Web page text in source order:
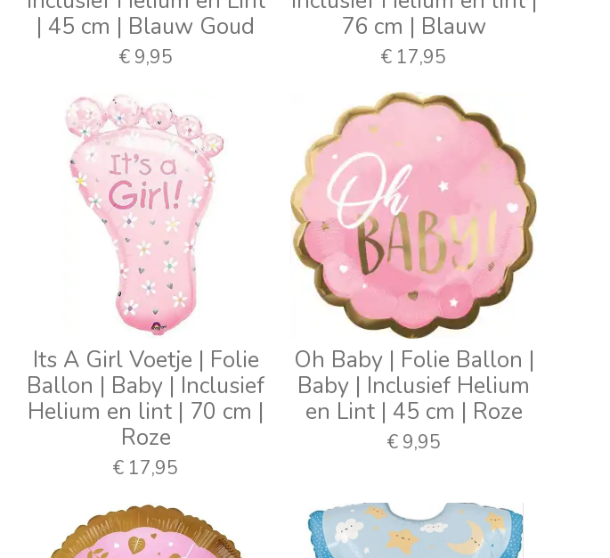
| 45 cm | Blauw Goud
€ 9,95
76 cm | Blauw
€ 17,95
Its A Girl Voetje | Folie
Ballon | Baby | Inclusief
Helium en lint | 70 cm |
Roze
€ 17,95
Oh Baby | Folie Ballon |
Baby | Inclusief Helium
en Lint | 45 cm | Roze
€ 9,95